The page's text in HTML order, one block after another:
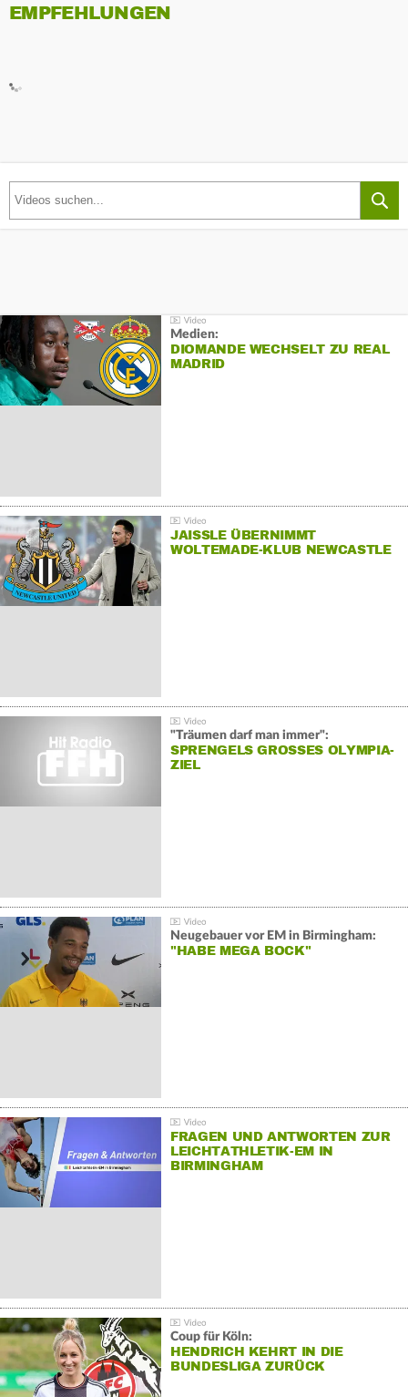
EMPFEHLUNGEN
Medien:
DIOMANDE WECHSELT ZU REAL
MADRID
JAISSLE ÜBERNIMMT
WOLTEMADE-KLUB NEWCASTLE
"Träumen darf man immer":
SPRENGELS GROSSES OLYMPIA-Z
IEL
Neugebauer vor EM in Birmingham:
"HABE MEGA BOCK"
FRAGEN UND ANTWORTEN ZUR
LEICHTATHLETIK-EM IN
BIRMINGHAM
Coup für Köln:
HENDRICH KEHRT IN DIE
BUNDESLIGA ZURÜCK